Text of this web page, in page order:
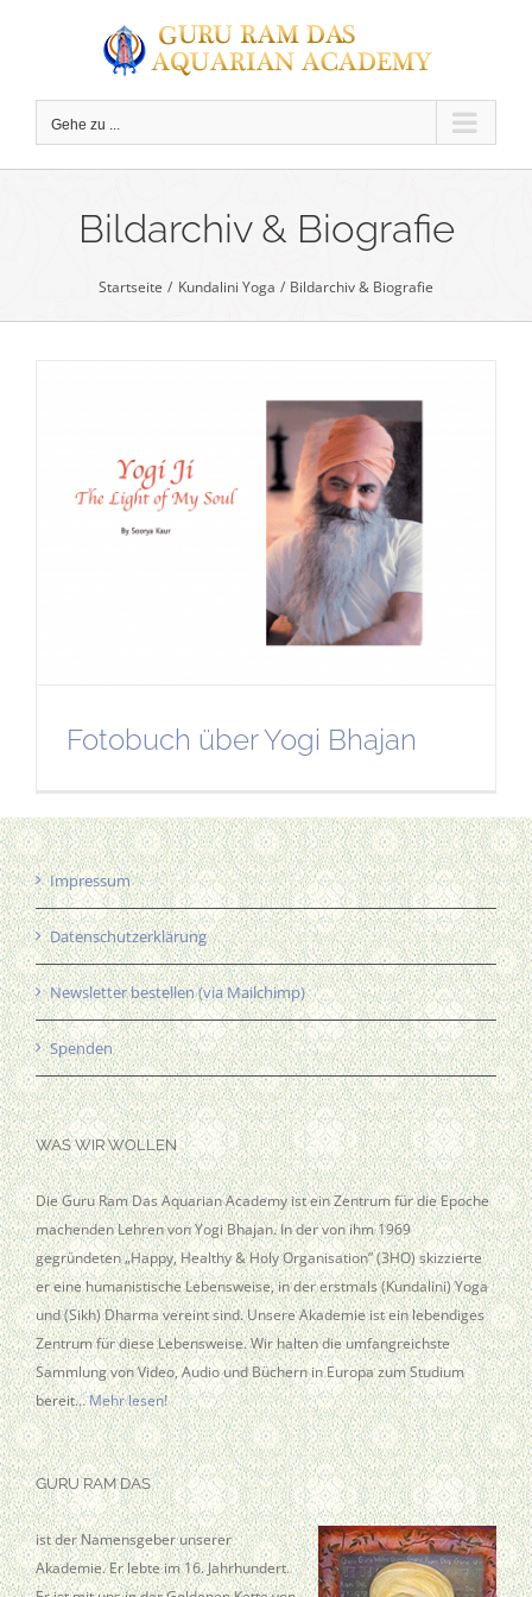
Gehe zu ...
Bildarchiv & Biografie
Startseite Kundalini Yoga Bildarchiv & Biografie
Fotobuch über Yogi Bhajan
Impressum
Datenschutzerklärung
Newsletter bestellen (via Mailchimp)
Spenden
WAS WIR WOLLEN
Die Guru Ram Das Aquarian Academy ist ein Zentrum für die Epoche
machenden Lehren von Yogi Bhajan. In der von ihm 1969
gegründeten „Happy, Healthy & Holy Organisation” (3HO) skizzierte
er eine humanistische Lebensweise, in der erstmals (Kundalini) Yoga
und (Sikh) Dharma vereint sind. Unsere Akademie ist ein lebendiges
Zentrum für diese Lebensweise. Wir halten die umfangreichste
Sammlung von Video, Audio und Büchern in Europa zum Studium
bereit…Mehr lesen!
GURU RAM DAS
ist der Namensgeber unserer
Akademie. Er lebte im 16. Jahrhundert.